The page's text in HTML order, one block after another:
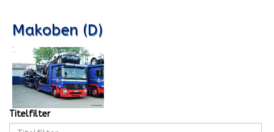
Makoben (D)
Titelfilter